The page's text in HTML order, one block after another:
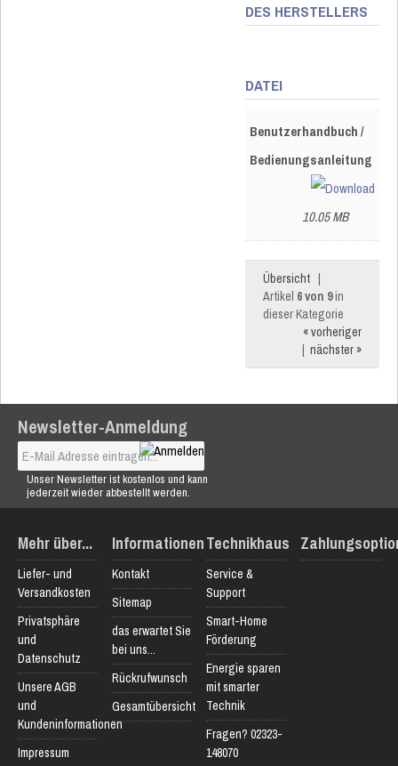
DES HERSTELLERS
DATEI
Benutzerhandbuch /
Bedienungsanleitung
10.05 MB
Übersicht |
Artikel 6 von 9in
dieser Kategorie
« vorheriger
| nächster »
Newsletter-Anmeldung
Unser Newsletter ist kostenlos und kann
jederzeit wieder abbestellt werden.
Mehr über...
Liefer- und
Versandkosten
Privatsphäre
und
Datenschutz
Unsere AGB
und
Kundeninformationen
Impressum
Informationen
Kontakt
Sitemap
das erwartet Sie
bei uns...
Rückrufwunsch
Gesamtübersicht
Technikhaus
Service &
Support
Smart-Home
Förderung
Energie sparen
mit smarter
Technik
Fragen? 02323-
148070